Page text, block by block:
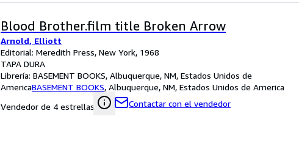
Blood Brother.film title Broken Arrow
Arnold, Elliott
Editorial: Meredith Press, New York, 1968
TAPA DURA
Librería: BASEMENT BOOKS, Albuquerque, NM, Estados Unidos de
AmericaBASEMENT BOOKS, Albuquerque, NM, Estados Unidos de America
Vendedor de 4 estrellas
Contactar con el vendedor